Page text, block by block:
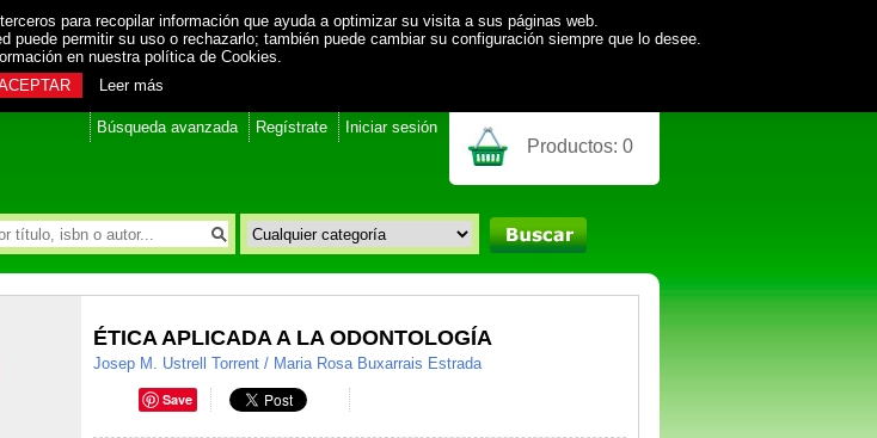
para recopilar información que ayuda a optimizar su visita a sus páginas web.
permitir su uso o rechazarlo; también puede cambiar su configuración siempre que lo desee.
en nuestrapolítica de Cookies.
Leer más
Búsqueda avanzada Regístrate Iniciar sesión
Productos: 0
ÉTICA APLICADA A LA ODONTOLOGÍA
Josep M. Ustrell Torrent / Maria Rosa Buxarrais Estrada
Save